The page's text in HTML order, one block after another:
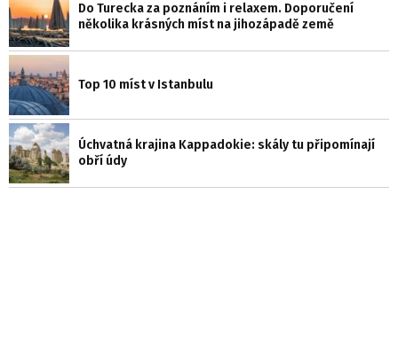
Do Turecka za poznáním i relaxem. Doporučení
několika krásných míst na jihozápadě země
Top 10 míst v Istanbulu
Úchvatná krajina Kappadokie: skály tu připomínají
obří údy